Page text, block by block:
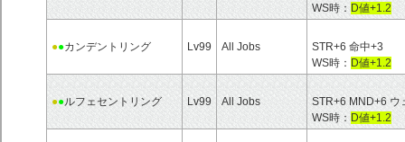
WS時： D値+1.2
●●カンデントリング Lv99 All Jobs
STR+6 命中+3
WS時： D値+1.2
●●ルフェセントリング Lv99 All Jobs
STR+6 MND+6 ウ
WS時： D値+1.2